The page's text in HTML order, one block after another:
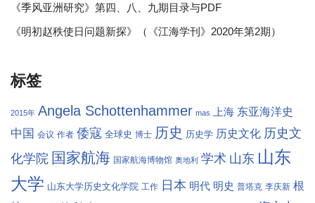
《季风亚洲研究》第四、八、九期目录与PDF
《明初赵秩使日问题新探》（《江海学刊》2020年第2期）
标签
2015年 Angela Schottenhammer mas 上海 东亚海洋史
中国 会议 作者 倭寇 全球史 博士 历史 历史学 历史文化 历史文
化学院 国家航海 国家航海博物馆 奥地利 学术 山东 山东
大学 山东大学历史文化学院 工作 日本 明代 明史 普塔克 李庆新 根